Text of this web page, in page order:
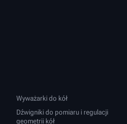
Wyważarki do kół
Dźwigniki do pomiaru i regulacji
geometrii kół